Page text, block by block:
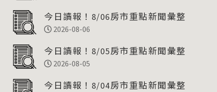
今日讀報！8/06房市重點新聞彙整
2026-08-06
今日讀報！8/05房市重點新聞彙整
2026-08-05
今日讀報！8/04房市重點新聞彙整